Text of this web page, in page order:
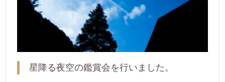
星降る夜空の鑑賞会を行いました。